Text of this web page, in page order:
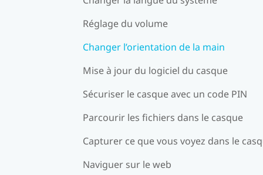
Réglage du volume
Changer l’orientation de la main
Mise à jour du logiciel du casque
Sécuriser le casque avec un code PIN
Parcourir les fichiers dans le casque
Capturer ce que vous voyez dans le
Naviguer sur le web